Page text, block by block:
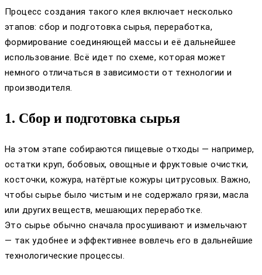
Процесс создания такого клея включает несколько
этапов: сбор и подготовка сырья, переработка,
формирование соединяющей массы и её дальнейшее
использование. Всё идет по схеме, которая может
немного отличаться в зависимости от технологии и
производителя.
1. Сбор и подготовка сырья
На этом этапе собираются пищевые отходы — например,
остатки круп, бобовых, овощные и фруктовые очистки,
косточки, кожура, натёртые кожуры цитрусовых. Важно,
чтобы сырье было чистым и не содержало грязи, масла
или других веществ, мешающих переработке.
Это сырье обычно сначала просушивают и измельчают
— так удобнее и эффективнее вовлечь его в дальнейшие
технологические процессы.